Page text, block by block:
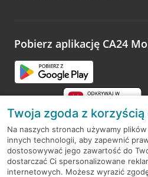
opinie.
Pobierz aplikację CA24
RODO
Regulamin serwisu
Twoja zgoda z korzyścią
Na naszych stronach używamy
innych technologii, aby zapewnić
dostosowywać jego zawartość do
dostarczać Ci spersonalizowane
internetowych. Możesz wyrazić